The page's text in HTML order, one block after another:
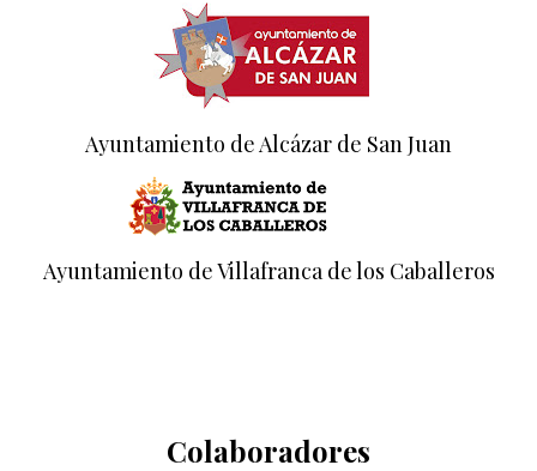
Ayuntamiento de Alcázar de San Juan
Ayuntamiento de Villafranca de los Caballeros
Colaboradores